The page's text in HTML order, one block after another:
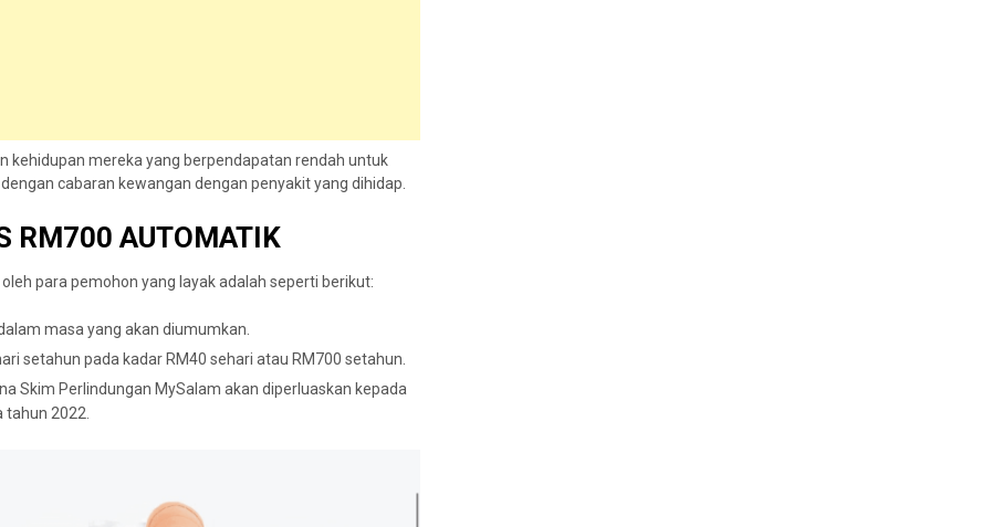
mereka yang berpendapatan rendah untuk
cabaran kewangan dengan penyakit yang dihidap.
RM700 AUTOMATIK
para pemohon yang layak adalah seperti berikut:
masa yang akan diumumkan.
setahun pada kadar RM40 sehari atau RM700 setahun.
Skim Perlindungan MySalam akan diperluaskan kepada
2022.